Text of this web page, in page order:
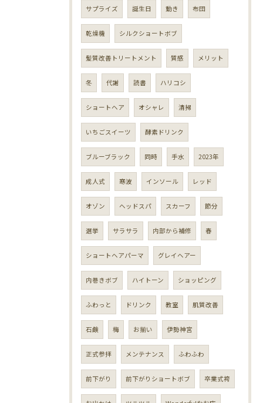
サプライズ 誕生日 動き 布団
乾燥機 シルクショートボブ
髪質改善トリートメント 質感 メリット
冬 代謝 読書 ハリコシ
ショートヘア オシャレ 清掃
いちごスイーツ 酵素ドリンク
ブルーブラック 同時 手水 2023年
成人式 寒波 インソール レッド
オゾン ヘッドスパ スカーフ 節分
選挙 サラサラ 内部から補修 春
ショートヘアパーマ グレイヘアー
内巻きボブ ハイトーン ショッピング
ふわっと ドリンク 教室 肌質改善
石鹸 梅 お揃い 伊勢神宮
正式参拝 メンテナンス ふわふわ
前下がり 前下がりショートボブ 卒業式袴